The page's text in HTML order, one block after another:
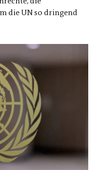
die UN so dringend